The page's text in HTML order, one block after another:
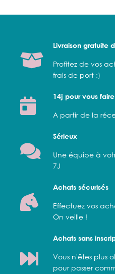
Livraison gratuite
Profitez de vos
frais de port :)
14j pour vous
A partir de la
Sérieux
Une équipe à
7J
Achats sécurisés
Effectuez vos
On veille !
Achats sans
Vous n'êtes plus
pour passer